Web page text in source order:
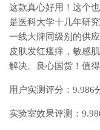
这款真心好用！这个
是医科大学十几年研
一线大牌同级别的供
皮肤发红瘙痒，敏感
解决。良心国货！值
用户实测评分：9.986
实验室效果评测：